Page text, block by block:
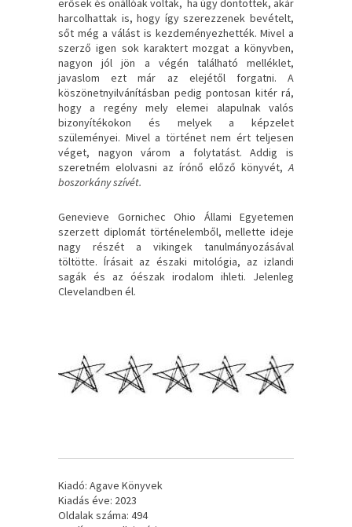
erősek és önállóak voltak, ha úgy döntöttek, akár
harcolhattak is, hogy így szerezzenek bevételt,
sőt még a válást is kezdeményezhették. Mivel a
szerző igen sok karaktert mozgat a könyvben,
nagyon jól jön a végén található melléklet,
javaslom ezt már az elejétől forgatni. A
köszönetnyilvánításban pedig pontosan kitér rá,
hogy a regény mely elemei alapulnak valós
bizonyítékokon és melyek a képzelet
szüleményei. Mivel a történet nem ért teljesen
véget, nagyon várom a folytatást. Addig is
szeretném elolvasni az írónő előző könyvét,A
boszorkány szívét.
Genevieve Gornichec Ohio Állami Egyetemen
szerzett diplomát történelemből, mellette ideje
nagy részét a vikingek tanulmányozásával
töltötte. Írásait az északi mitológia, az izlandi
sagák és az óészak irodalom ihleti. Jelenleg
Clevelandben él.
Kiadó: Agave Könyvek
Kiadás éve: 2023
Oldalak száma: 494